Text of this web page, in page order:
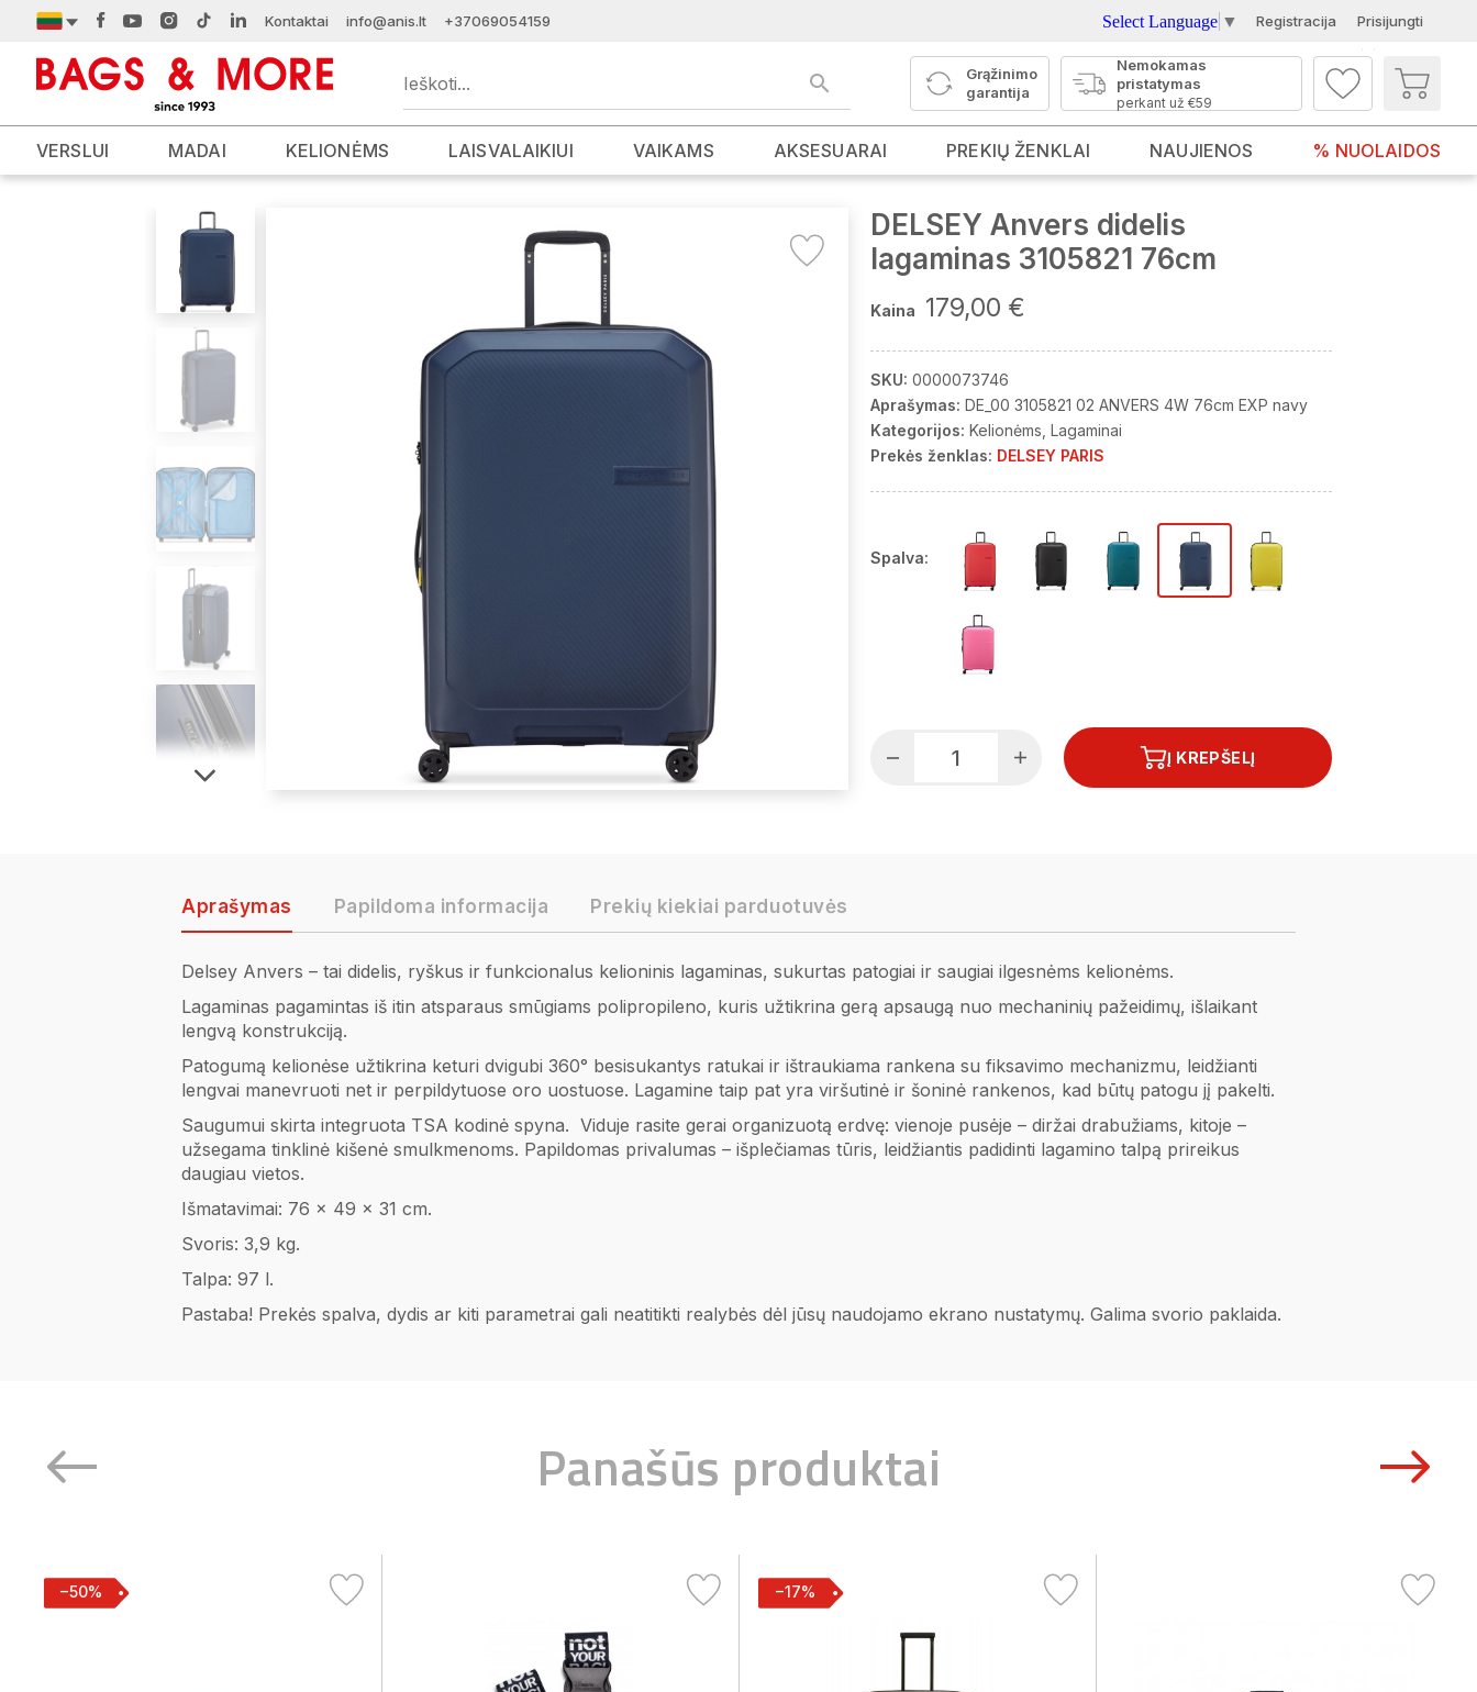
Kontaktai info@anis.lt +37069054159 Select Language ▼ Registracija Prisijungti
Grąžinimo
garantija
Nemokamas
pristatymas
perkant už €59
VERSLUI MADAI KELIONĖMS LAISVALAIKIUI VAIKAMS AKSESUARAI PREKIŲ ŽENKLAI NAUJIENOS % NUOLAIDOS
DELSEY Anvers didelis
lagaminas 3105821 76cm
Kaina 179,00 €
SKU: 0000073746
Aprašymas: DE_00 3105821 02 ANVERS 4W 76cm EXP navy
Kategorijos: Kelionėms Lagaminai
Prekės ženklas: DELSEY PARIS
Spalva:
Į KREPŠELĮ
Aprašymas Papildoma informacija Prekių kiekiai parduotuvės
Delsey Anvers – tai didelis, ryškus ir funkcionalus kelioninis lagaminas, sukurtas patogiai ir saugiai ilgesnėms kelionėms.
Lagaminas pagamintas iš itin atsparaus smūgiams polipropileno, kuris užtikrina gerą apsaugą nuo mechaninių pažeidimų, išlaikant
lengvą konstrukciją.
Patogumą kelionėse užtikrina keturi dvigubi 360° besisukantys ratukai ir ištraukiama rankena su fiksavimo mechanizmu, leidžianti
lengvai manevruoti net ir perpildytuose oro uostuose. Lagamine taip pat yra viršutinė ir šoninė rankenos, kad būtų patogu jį pakelti.
Saugumui skirta integruota TSA kodinė spyna. Viduje rasite gerai organizuotą erdvę: vienoje pusėje – diržai drabužiams, kitoje –
užsegama tinklinė kišenė smulkmenoms. Papildomas privalumas – išplečiamas tūris, leidžiantis padidinti lagamino talpą prireikus
daugiau vietos.
Išmatavimai: 76 x 49 x 31 cm.
Svoris: 3,9 kg.
Talpa: 97 l.
Pastaba! Prekės spalva, dydis ar kiti parametrai gali neatitikti realybės dėl jūsų naudojamo ekrano nustatymų. Galima svorio paklaida.
Panašūs produktai
−50% −17%